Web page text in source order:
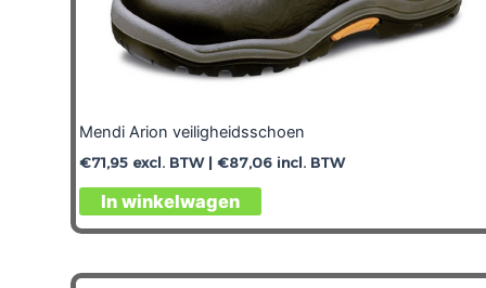
Mendi Arion veiligheidsschoen
€71,95 excl. BTW | €87,06 incl. BTW
In winkelwagen